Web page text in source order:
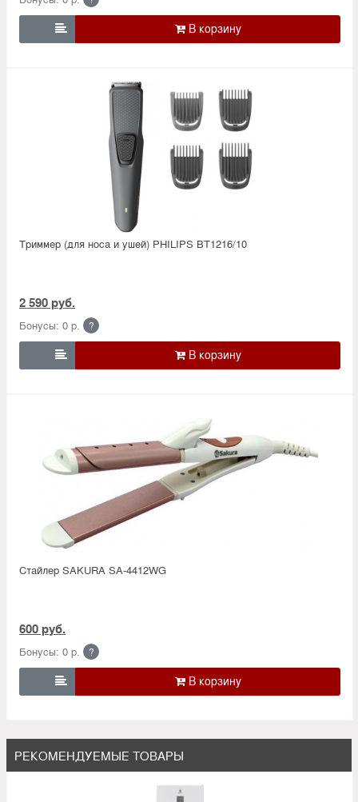

Триммер (для носа и ушей) PHILIPS BT1216/10
2 590 руб.
Бонусы: 0 р. ?

Стайлер SAKURA SA-4412WG
600 руб.
Бонусы: 0 р. ?

РЕКОМЕНДУЕМЫЕ ТОВАРЫ